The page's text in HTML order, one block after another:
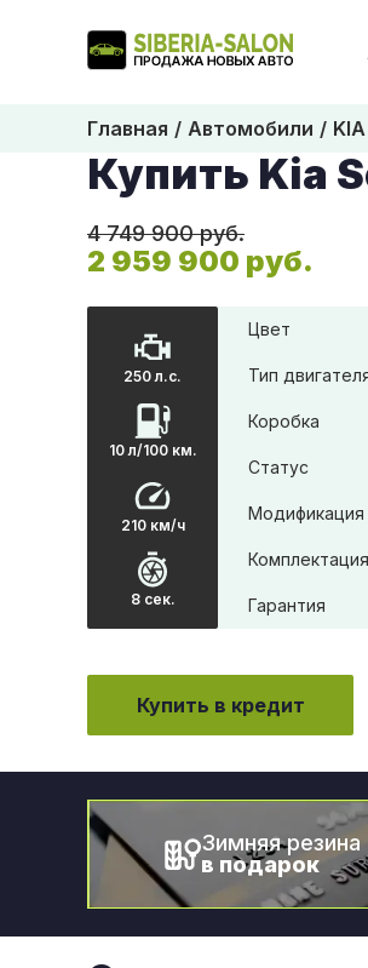
Главная Автомобили KIA
Купить Kia
4 749 900 руб.
2 959 900 руб.
250 л.с.
10 л/100 км.
210 км/ч
8 сек.
Цвет
Тип
Коробка
Статус
Модификация
Комплектация
Гарантия
Купить в кредит
Зимняя резина
в подарок